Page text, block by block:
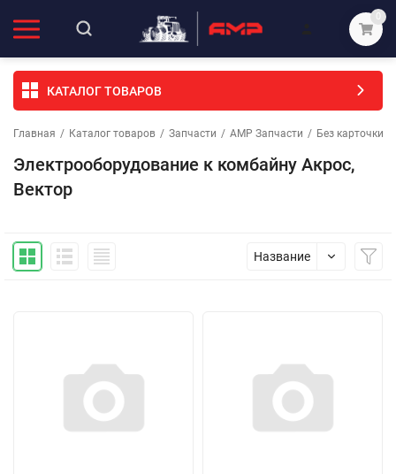
0
КАТАЛОГ ТОВАРОВ
Главная / Каталог товаров / Запчасти / АМР Запчасти / Без карточки
Электрооборудование к комбайну Акрос,
Вектор
Название